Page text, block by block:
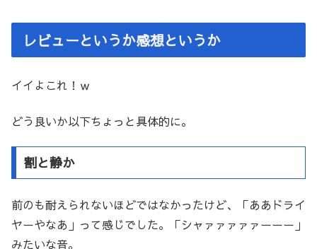
レビューというか感想というか
イイよこれ！ｗ
どう良いか以下ちょっと具体的に。
割と静か
前のも耐えられないほどではなかったけど、「ああドライ
ヤーやなあ」って感じでした。「シャァァァァァーーー」
みたいな音。